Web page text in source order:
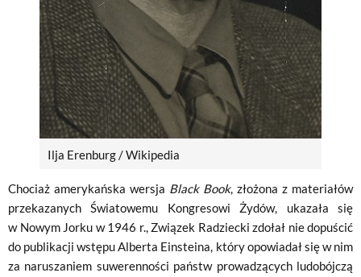
Ilja Erenburg / Wikipedia
Chociaż amerykańska wersja Black Book, złożona z materiałów
przekazanych Światowemu Kongresowi Żydów, ukazała się
w Nowym Jorku w 1946 r., Związek Radziecki zdołał nie dopuścić
do publikacji wstępu Alberta Einsteina, który opowiadał się w nim
za naruszaniem suwerenności państw prowadzących ludobójczą